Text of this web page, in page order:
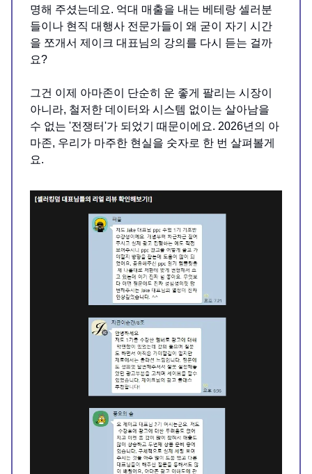
명해 주셨는데요. 억대 매출을 내는 베테랑 셀러분
들이나 현직 대행사 전문가들이 왜 굳이 자기 시간
을 쪼개서 제이크 대표님의 강의를 다시 듣는 걸까
요?
그건 이제 아마존이 단순히 운 좋게 팔리는 시장이
아니라, 철저한 데이터와 시스템 없이는 살아남을
수 없는 '전쟁터'가 되었기 때문이에요. 2026년의 아
마존, 우리가 마주한 현실을 숫자로 한 번 살펴볼게
요.